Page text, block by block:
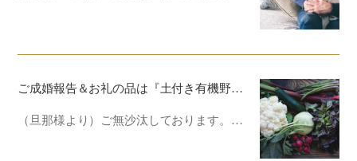
ご成婚報告＆お礼の品は『土付き有機野菜と濃厚ジュース』
（旦那様より）ご無沙汰しております。…